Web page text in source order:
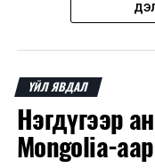
Нэг эх үүсвэрээс
бууруулах,
үйлдвэрээс эмийг
ховорддог эмийн
давуу талтай.
Мөн чанаргүй
ҮЙЛ ЯВДАЛ
Нэгдүгээр
Mongolia-